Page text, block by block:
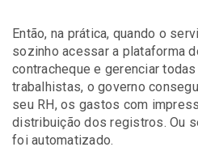
Então, na prática, quando o
sozinho acessar a plataforma
contracheque e gerenciar
trabalhistas, o governo
seu RH, os gastos com
distribuição dos registros. Ou
foi automatizado.